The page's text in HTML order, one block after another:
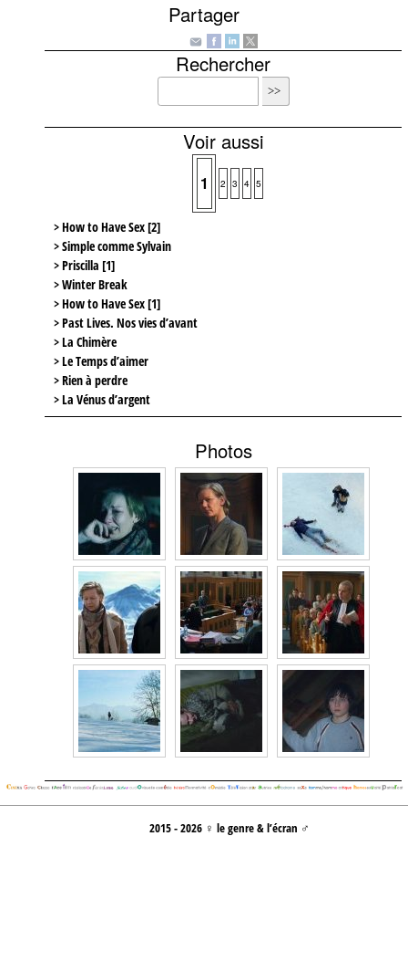
Partager
Rechercher
Voir aussi
1 2 3 4 5
> How to Have Sex [2]
> Simple comme Sylvain
> Priscilla [1]
> Winter Break
> How to Have Sex [1]
> Past Lives. Nos vies d’avant
> La Chimère
> Le Temps d’aimer
> Rien à perdre
> La Vénus d’argent
Photos
2015 - 2026 ♀ le genre & l’écran ♂